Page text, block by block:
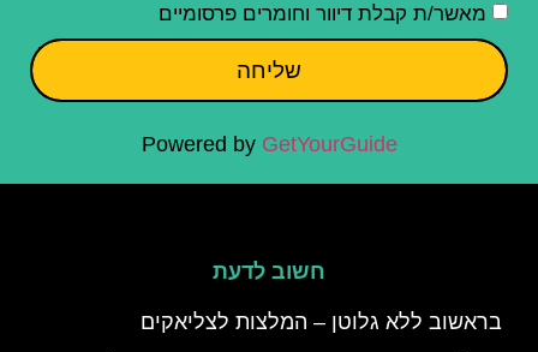
מאשר/ת קבלת דיוור וחומרים פרסומיים
שליחה
Powered by GetYourGuide
חשוב לדעת
בראשוב ללא גלוטן – המלצות לצליאקים